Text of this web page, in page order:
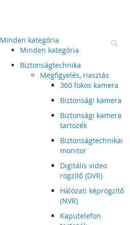
Minden kategória
Minden kategória
Biztonságtechnika
Megfigyelés, riasztás
360 fokos kamera
Biztonsági kamera
Biztonsági kamera
tartozék
Biztonságtechnikai
monitor
Digitális video
rögzítő (DVR)
Hálózati képrögzítő
(NVR)
Kaputelefon